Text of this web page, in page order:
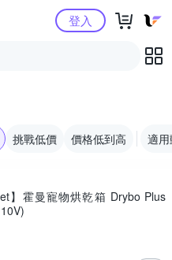
購物中心登入
挑戰低價 價格低到高 適
】霍曼寵物烘乾箱 Drybo Plus